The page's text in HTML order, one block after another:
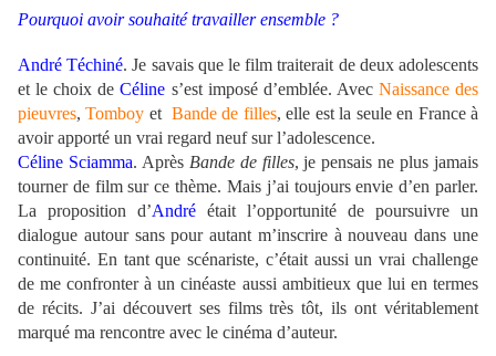
Pourquoi avoir souhaité travailler ensemble ?
André Téchiné. Je savais que le film traiterait de deux adolescents
et le choix deCéline s’est imposé d’emblée. Avec Naissance des
pieuvres,Tomboy et Bande de filles, elle est la seule en France à
avoir apporté un vrai regard neuf sur l’adolescence.
Céline Sciamma. Après Bande de filles, je pensais ne plus jamais
tourner de film sur ce thème. Mais j’ai toujours envie d’en parler.
La proposition d’André était l’opportunité de poursuivre un
dialogue autour sans pour autant m’inscrire à nouveau dans une
continuité. En tant que scénariste, c’était aussi un vrai challenge
de me confronter à un cinéaste aussi ambitieux que lui en termes
de récits. J’ai découvert ses films très tôt, ils ont véritablement
marqué ma rencontre avec le cinéma d’auteur.